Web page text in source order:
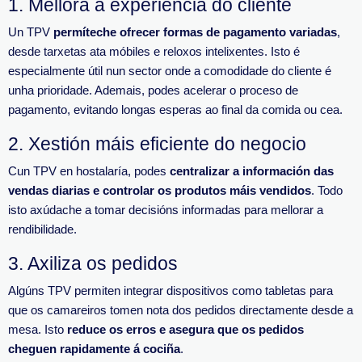
1. Mellora a experiencia do cliente
Un TPV permíteche ofrecer formas de pagamento variadas,
desde tarxetas ata móbiles e reloxos intelixentes. Isto é
especialmente útil nun sector onde a comodidade do cliente é
unha prioridade. Ademais, podes acelerar o proceso de
pagamento, evitando longas esperas ao final da comida ou cea.
2. Xestión máis eficiente do negocio
Cun TPV en hostalaría, podes centralizar a información das
vendas diarias e controlar os produtos máis vendidos. Todo
isto axúdache a tomar decisións informadas para mellorar a
rendibilidade.
3. Axiliza os pedidos
Algúns TPV permiten integrar dispositivos como tabletas para
que os camareiros tomen nota dos pedidos directamente desde a
mesa. Isto reduce os erros e asegura que os pedidos
cheguen rapidamente á cociña.